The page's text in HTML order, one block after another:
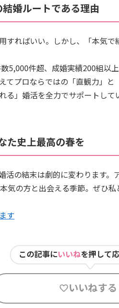
結婚ルートである理由
すればいい。しかし、「本気
5,000件超、成婚実績200組以
てプロならではの「直観力」
る」婚活を全力でサポートして
た史上最高の春を
活の結末は劇的に変わります
気の方と出会える季節。ぜひ
す
この記事にいいねを押して
いいねする